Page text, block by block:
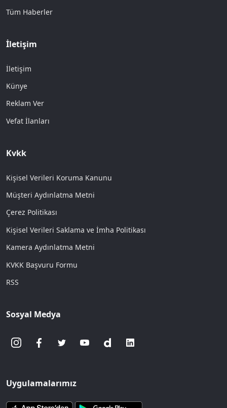
Tüm Haberler
İletişim
İletişim
Künye
Reklam Ver
Vefat İlanları
Kvkk
Kişisel Verileri Koruma Kanunu
Müşteri Aydınlatma Metni
Çerez Politikası
Kişisel Verileri Saklama ve İmha Politikası
Kamera Aydınlatma Metni
KVKK Başvuru Formu
RSS
Sosyal Medya
Uygulamalarımız